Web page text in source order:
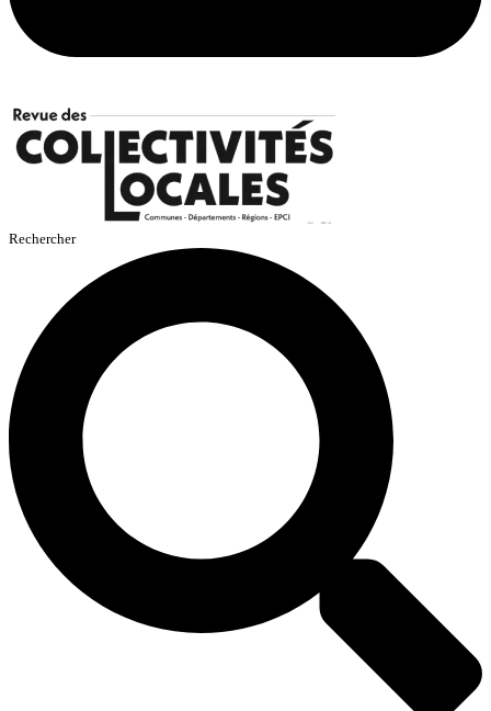
Rechercher